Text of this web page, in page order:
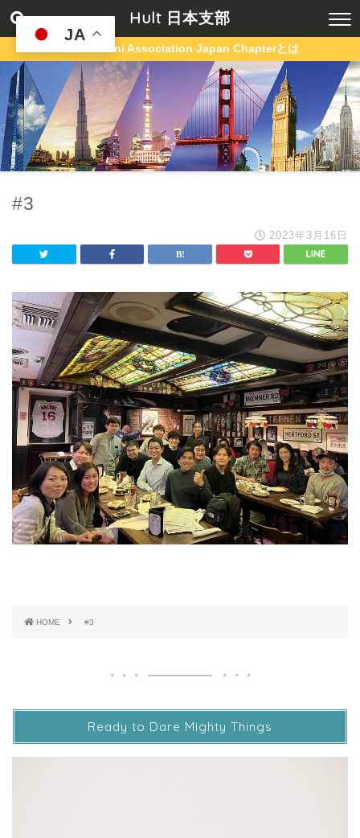
Hult 日本支部
Hult Alumni Association Japan Chapterとは
#3
2023年3月16日
HOME #3
Ready to Dare Mighty Things
JA